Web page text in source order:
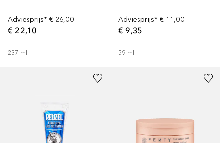
Adviesprijs* € 26,00
€ 22,10
237 ml
Adviesprijs* € 11,00
€ 9,35
59 ml